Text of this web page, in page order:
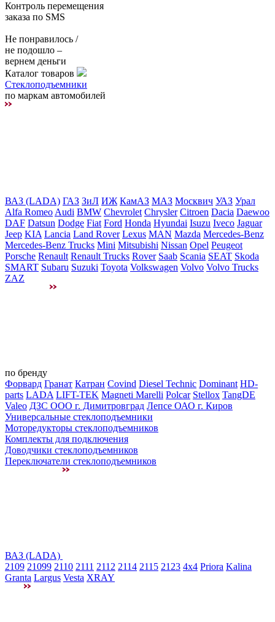
Контроль перемещения
заказа по SMS
Не понравилось /
не подошло –
вернем деньги
Каталог товаров
Стеклоподъемники
по маркам автомобилей
ВАЗ (LADA) ГАЗ ЗиЛ ИЖ КамАЗ МАЗ Москвич УАЗ Урал
Alfa Romeo Audi BMW Chevrolet Chrysler Citroen Dacia Daewoo
DAF Datsun Dodge Fiat Ford Honda Hyundai Isuzu Iveco Jaguar
Jeep KIA Lancia Land Rover Lexus MAN Mazda Mercedes-Benz
Mercedes-Benz Trucks Mini Mitsubishi Nissan Opel Peugeot
Porsche Renault Renault Trucks Rover Saab Scania SEAT Skoda
SMART Subaru Suzuki Toyota Volkswagen Volvo Volvo Trucks
ZAZ
по бренду
Форвард Гранат Катран Covind Diesel Technic Dominant HD-
parts LADA LIFT-TEK Magneti Marelli Polcar Stellox TangDE
Valeo ДЗС ООО г. Димитровград Лепсе ОАО г. Киров
Универсальные стеклоподъемники
Моторедукторы стеклоподъемников
Комплекты для подключения
Доводчики стеклоподъемников
Переключатели стеклоподъемников
ВАЗ (LADA)
2109 21099 2110 2111 2112 2114 2115 2123 4x4 Priora Kalina
Granta Largus Vesta XRAY